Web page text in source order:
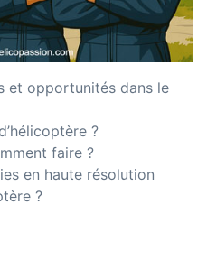
et opportunités dans le
?
faire ?
en haute résolution
?